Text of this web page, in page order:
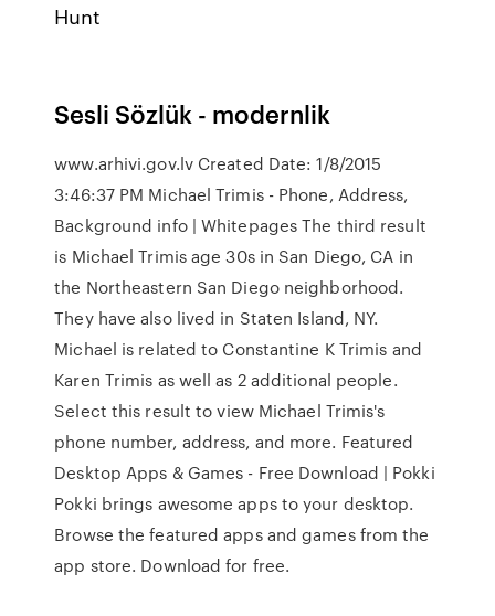
Hunt
Sesli Sözlük - modernlik
www.arhivi.gov.lv Created Date: 1/8/2015
3:46:37 PM Michael Trimis - Phone, Address,
Background info | Whitepages The third result
is Michael Trimis age 30s in San Diego, CA in
the Northeastern San Diego neighborhood.
They have also lived in Staten Island, NY.
Michael is related to Constantine K Trimis and
Karen Trimis as well as 2 additional people.
Select this result to view Michael Trimis's
phone number, address, and more. Featured
Desktop Apps & Games - Free Download | Pokki
Pokki brings awesome apps to your desktop.
Browse the featured apps and games from the
app store. Download for free.